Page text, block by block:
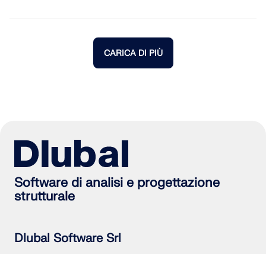
CARICA DI PIÙ
Software di analisi e progettazione
strutturale
Dlubal Software Srl